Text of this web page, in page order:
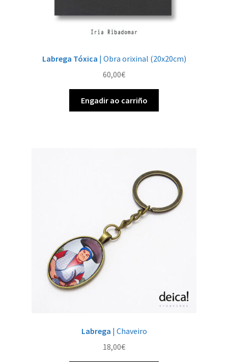
Labrega Tóxica | Obra orixinal (20x20cm)
60,00€
Engadir ao carriño
Labrega | Chaveiro
18,00€